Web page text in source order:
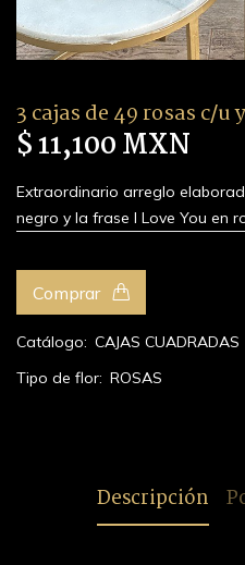
3 cajas de 49 rosas c/u
$ 11,100 MXN
Extraordinario arreglo
negro y la frase I Love You en
Comprar
Catálogo: CAJAS CUADRADAS
Tipo de flor: ROSAS
Descripción